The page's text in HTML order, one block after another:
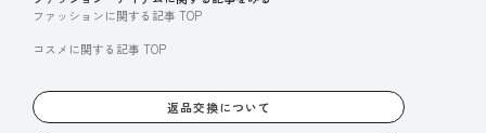
ファッションに関する記事 TOP
コスメに関する記事 TOP
返品交換について